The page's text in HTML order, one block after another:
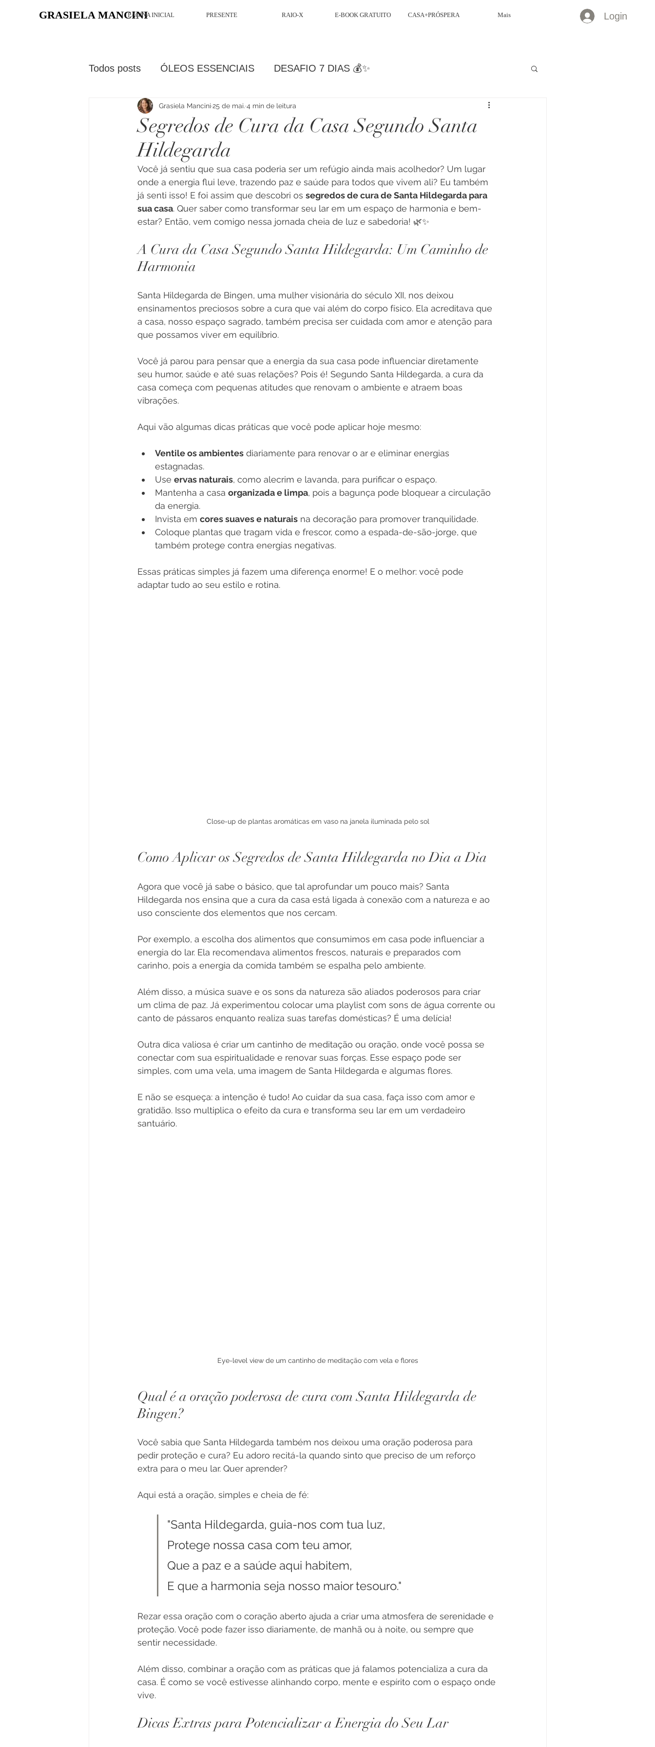
GRASIELA MANCINIPÁGINA INICIAL PRESENTE RAIO-X E-BOOK GRATUITO CASA+PRÓSPERA Mais Login
Todos posts ÓLEOS ESSENCIAIS DESAFIO 7 DIAS 💰✨
Segredos de Cura da Casa Segundo Santa
Hildegarda
Grasiela Mancini 25 de mai. 4 min de leitura
Você já sentiu que sua casa poderia ser um refúgio ainda mais acolhedor? Um lugar
onde a energia flui leve, trazendo paz e saúde para todos que vivem ali? Eu também
já senti isso! E foi assim que descobri os segredos de cura de Santa Hildegarda para
sua casa. Quer saber como transformar seu lar em um espaço de harmonia e bem-
estar? Então, vem comigo nessa jornada cheia de luz e sabedoria! 🌿✨
A Cura da Casa Segundo Santa Hildegarda: Um Caminho de
Harmonia
Santa Hildegarda de Bingen, uma mulher visionária do século XII, nos deixou
ensinamentos preciosos sobre a cura que vai além do corpo físico. Ela acreditava que
a casa, nosso espaço sagrado, também precisa ser cuidada com amor e atenção para
que possamos viver em equilíbrio.
Você já parou para pensar que a energia da sua casa pode influenciar diretamente
seu humor, saúde e até suas relações? Pois é! Segundo Santa Hildegarda, a cura da
casa começa com pequenas atitudes que renovam o ambiente e atraem boas
vibrações.
Aqui vão algumas dicas práticas que você pode aplicar hoje mesmo:
Ventile os ambientes diariamente para renovar o ar e eliminar energias
estagnadas.
Use ervas naturais, como alecrim e lavanda, para purificar o espaço.
Mantenha a casa organizada e limpa, pois a bagunça pode bloquear a circulação
da energia.
Invista em cores suaves e naturais na decoração para promover tranquilidade.
Coloque plantas que tragam vida e frescor, como a espada-de-são-jorge, que
também protege contra energias negativas.
Essas práticas simples já fazem uma diferença enorme! E o melhor: você pode
adaptar tudo ao seu estilo e rotina.
Close-up de plantas aromáticas em vaso na janela iluminada pelo sol
Como Aplicar os Segredos de Santa Hildegarda no Dia a Dia
Agora que você já sabe o básico, que tal aprofundar um pouco mais? Santa
Hildegarda nos ensina que a cura da casa está ligada à conexão com a natureza e ao
uso consciente dos elementos que nos cercam.
Por exemplo, a escolha dos alimentos que consumimos em casa pode influenciar a
energia do lar. Ela recomendava alimentos frescos, naturais e preparados com
carinho, pois a energia da comida também se espalha pelo ambiente.
Além disso, a música suave e os sons da natureza são aliados poderosos para criar
um clima de paz. Já experimentou colocar uma playlist com sons de água corrente ou
canto de pássaros enquanto realiza suas tarefas domésticas? É uma delícia!
Outra dica valiosa é criar um cantinho de meditação ou oração, onde você possa se
conectar com sua espiritualidade e renovar suas forças. Esse espaço pode ser
simples, com uma vela, uma imagem de Santa Hildegarda e algumas flores.
E não se esqueça: a intenção é tudo! Ao cuidar da sua casa, faça isso com amor e
gratidão. Isso multiplica o efeito da cura e transforma seu lar em um verdadeiro
santuário.
Eye-level view de um cantinho de meditação com vela e flores
Qual é a oração poderosa de cura com Santa Hildegarda de
Bingen?
Você sabia que Santa Hildegarda também nos deixou uma oração poderosa para
pedir proteção e cura? Eu adoro recitá-la quando sinto que preciso de um reforço
extra para o meu lar. Quer aprender?
Aqui está a oração, simples e cheia de fé:
"Santa Hildegarda, guia-nos com tua luz,
Protege nossa casa com teu amor,
Que a paz e a saúde aqui habitem,
E que a harmonia seja nosso maior tesouro."
Rezar essa oração com o coração aberto ajuda a criar uma atmosfera de serenidade e
proteção. Você pode fazer isso diariamente, de manhã ou à noite, ou sempre que
sentir necessidade.
Além disso, combinar a oração com as práticas que já falamos potencializa a cura da
casa. É como se você estivesse alinhando corpo, mente e espírito com o espaço onde
vive.
Dicas Extras para Potencializar a Energia do Seu Lar